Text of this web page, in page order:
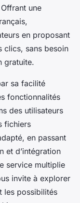
une
en proposant
clics, sans besoin
gratuite.
sa facilité
fonctionnalités
des utilisateurs
fichiers
en passant
et d’intégration
service multiplie
invite à explorer
les possibilités